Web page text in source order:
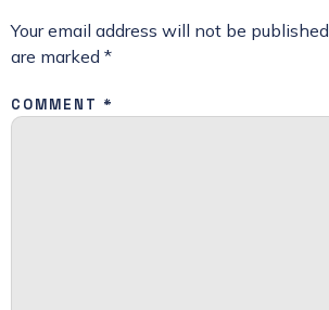
Your email address will not be published.
are marked *
COMMENT *